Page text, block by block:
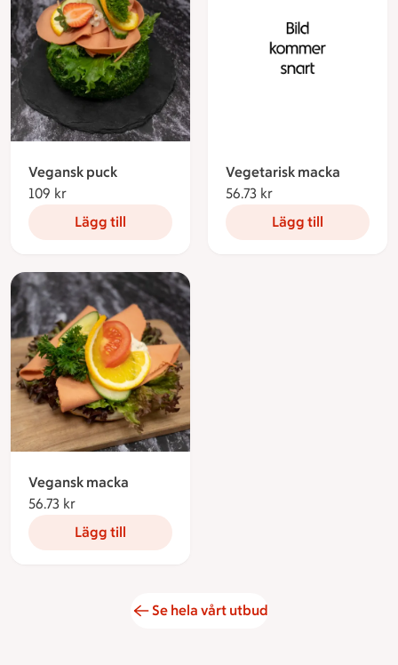
Vegansk puck
109 kr
Lägg till
Vegetarisk macka
56.73 kr
Lägg till
Vegansk macka
56.73 kr
Lägg till
Se hela vårt utbud